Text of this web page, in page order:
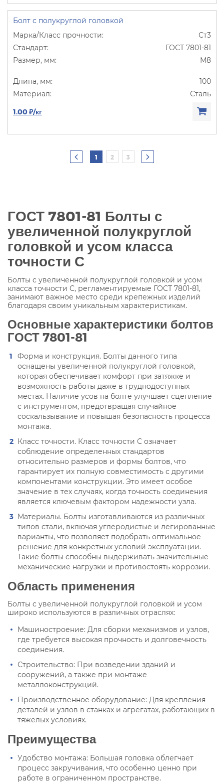
Болт с полукруглой головкой
Ст3
ГОСТ 7801-81
М8
100
Сталь
1.00 ₽/кг
1 2 3
ГОСТ 7801-81 Болты с
увеличенной полукруглой
головкой и усом класса
точности С
Болты с увеличенной полукруглой головкой и усом
класса точности С, регламентируемые ГОСТ 7801-81,
занимают важное место среди крепежных изделий
благодаря своим уникальным характеристикам.
Основные характеристики болтов
ГОСТ 7801-81
Форма и конструкция. Болты данного типа
оснащены увеличенной полукруглой головкой,
которая обеспечивает комфорт при затяжке и
возможность работы даже в труднодоступных
местах. Наличие усов на болте улучшает сцепление
с инструментом, предотвращая случайное
соскальзывание и повышая безопасность процесса
монтажа.
Класс точности. Класс точности С означает
соблюдение определенных стандартов
относительно размеров и формы болтов, что
гарантирует их полную совместимость с другими
компонентами конструкции. Это имеет особое
значение в тех случаях, когда точность соединения
является ключевым фактором надежности узла.
Материалы. Болты изготавливаются из различных
типов стали, включая углеродистые и легированные
варианты, что позволяет подобрать оптимальное
решение для конкретных условий эксплуатации.
Такие болты способны выдерживать значительные
механические нагрузки и противостоять коррозии.
Область применения
Болты с увеличенной полукруглой головкой и усом
широко используются в различных отраслях:
Машиностроение: Для сборки механизмов и узлов,
где требуется высокая прочность и долговечность
соединения.
Строительство: При возведении зданий и
сооружений, а также при монтаже
металлоконструкций.
Производственное оборудование: Для крепления
деталей и узлов в станках и агрегатах, работающих в
тяжелых условиях.
Преимущества
Удобство монтажа: Большая головка облегчает
процесс закручивания, что особенно ценно при
работе в ограниченном пространстве.